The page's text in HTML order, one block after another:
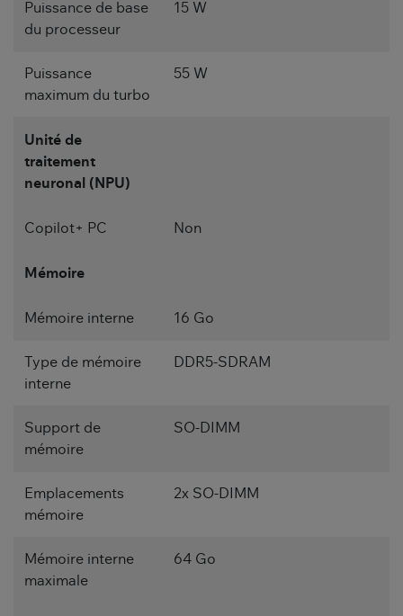
Puissance de base
du processeur
15 W
Puissance
maximum du turbo
55 W
Unité de
traitement
neuronal (NPU)
Copilot+ PC Non
Mémoire
Mémoire interne 16 Go
Type de mémoire
interne
DDR5-SDRAM
Support de
mémoire
SO-DIMM
Emplacements
mémoire
2x SO-DIMM
Mémoire interne
maximale
64 Go